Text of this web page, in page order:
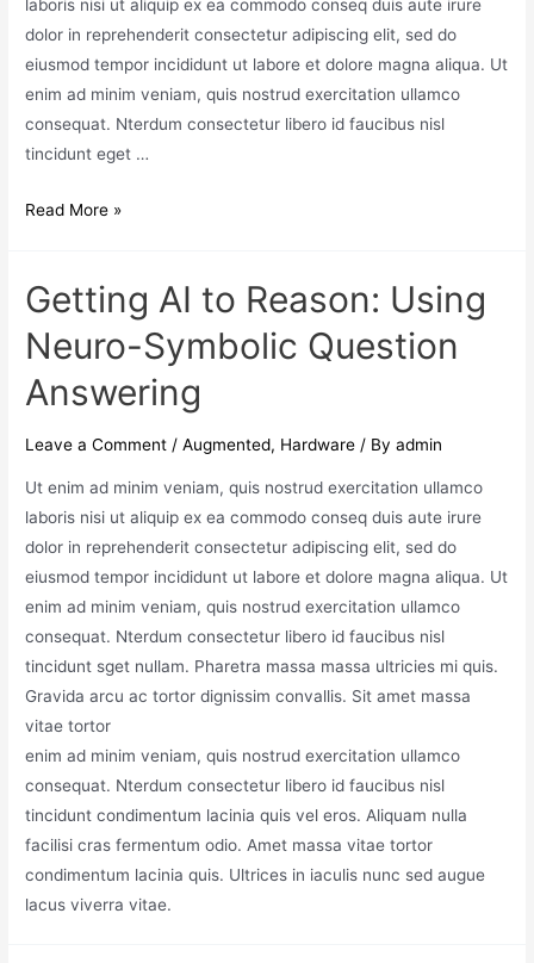
laboris nisi ut aliquip ex ea commodo conseq duis aute irure
dolor in reprehenderit consectetur adipiscing elit, sed do
eiusmod tempor incididunt ut labore et dolore magna aliqua. Ut
enim ad minim veniam, quis nostrud exercitation ullamco
consequat. Nterdum consectetur libero id faucibus nisl
tincidunt eget …
Read More »
Getting AI to Reason: Using
Neuro-Symbolic Question
Answering
Leave a Comment /Augmented, Hardware / Byadmin
Ut enim ad minim veniam, quis nostrud exercitation ullamco
laboris nisi ut aliquip ex ea commodo conseq duis aute irure
dolor in reprehenderit consectetur adipiscing elit, sed do
eiusmod tempor incididunt ut labore et dolore magna aliqua. Ut
enim ad minim veniam, quis nostrud exercitation ullamco
consequat. Nterdum consectetur libero id faucibus nisl
tincidunt sget nullam. Pharetra massa massa ultricies mi quis.
Gravida arcu ac tortor dignissim convallis. Sit amet massa
vitae tortor
enim ad minim veniam, quis nostrud exercitation ullamco
consequat. Nterdum consectetur libero id faucibus nisl
tincidunt condimentum lacinia quis vel eros. Aliquam nulla
facilisi cras fermentum odio. Amet massa vitae tortor
condimentum lacinia quis. Ultrices in iaculis nunc sed augue
lacus viverra vitae.